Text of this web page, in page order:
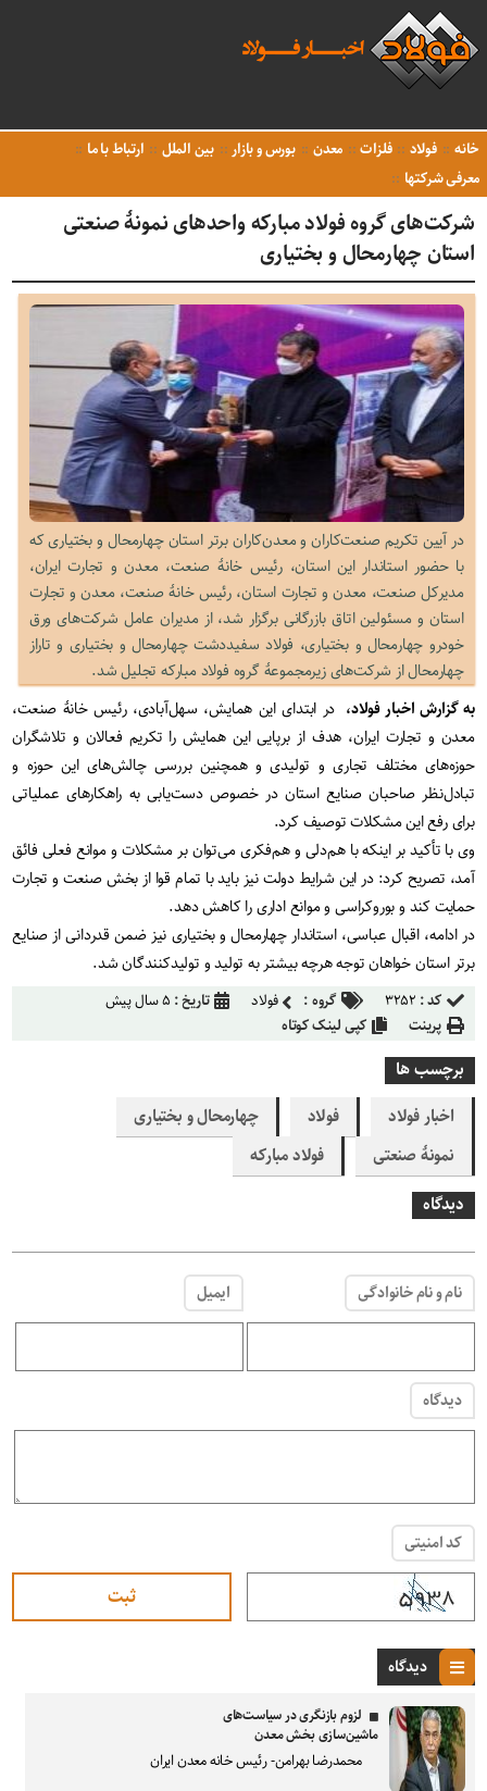
خانه فولاد فلزات معدن بورس و بازار بین الملل
ارتباط با ما
معرفی شرکتها
شرکت‌های گروه فولاد مبارکه واحدهای نمونۀ صنعتی
استان چهارمحال و بختیاری
در آیین تکریم صنعت‌کاران و معدن‌کاران برتر استان چهارمحال و بختیاری که
با حضور استاندار این استان، رئیس خانۀ صنعت، معدن و تجارت ایران،
مدیرکل صنعت، معدن و تجارت استان، رئیس خانۀ صنعت، معدن و تجارت
استان و مسئولین اتاق بازرگانی برگزار شد، از مدیران عامل شرکت‌های ورق
خودرو چهارمحال و بختیاری، فولاد سفیددشت چهارمحال و بختیاری و تاراز
چهارمحال از شرکت‌های زیرمجموعۀ گروه فولاد مبارکه تجلیل شد.
به گزارش اخبار فولاد، در ابتدای این همایش، سهل‌آبادی، رئیس خانۀ صنعت،
معدن و تجارت ایران، هدف از برپایی این همایش را تکریم فعالان و تلاشگران
حوزه‌های مختلف تجاری و تولیدی و همچنین بررسی چالش‌های این حوزه و
تبادل‌نظر صاحبان صنایع استان در خصوص دست‌یابی به راهکارهای عملیاتی
برای رفع این مشکلات توصیف کرد.
وی با تأکید بر اینکه با هم‌دلی و هم‌فکری می‌توان بر مشکلات و موانع فعلی فائق
آمد، تصریح کرد: در این شرایط دولت نیز باید با تمام قوا از بخش صنعت و تجارت
حمایت کند و بوروکراسی و موانع اداری را کاهش دهد.
در ادامه، اقبال عباسی، استاندار چهارمحال و بختیاری نیز ضمن قدردانی از صنایع
برتر استان خواهان توجه هرچه بیشتر به تولید و تولیدکنندگان شد.
کد : ۳۲۵۲ گروه : فولاد تاریخ : ۵ سال پیش
پرینت
کپی لینک کوتاه
برچسب ها
اخبار فولاد
فولاد
چهارمحال و بختیاری
نمونۀ صنعتی
فولاد مبارکه
دیدگاه
نام و نام خانوادگی ایمیل
دیدگاه
کد امنیتی
دیدگاه
لزوم بازنگری در سیاست‌های
ماشین‌سازی بخش معدن
محمدرضا بهرامن- رئیس خانه معدن ایران